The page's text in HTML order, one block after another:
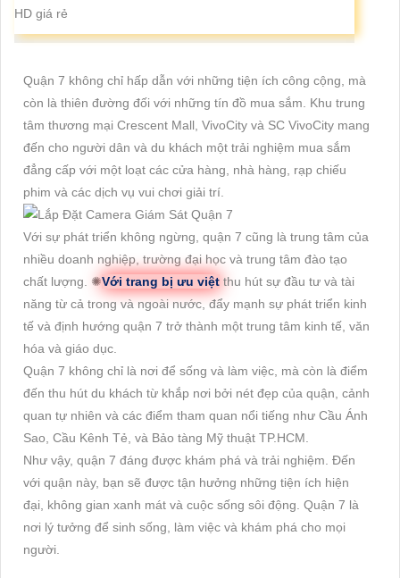
HD giá rẻ
Quận 7 không chỉ hấp dẫn với những tiện ích công cộng, mà
còn là thiên đường đối với những tín đồ mua sắm. Khu trung
tâm thương mại Crescent Mall, VivoCity và SC VivoCity mang
đến cho người dân và du khách một trải nghiệm mua sắm
đẳng cấp với một loạt các cửa hàng, nhà hàng, rạp chiếu
phim và các dịch vụ vui chơi giải trí.
Với sự phát triển không ngừng, quận 7 cũng là trung tâm của
nhiều doanh nghiệp, trường đại học và trung tâm đào tạo
chất lượng. ✺Với trang bị ưu việt thu hút sự đầu tư và tài
năng từ cả trong và ngoài nước, đẩy mạnh sự phát triển kinh
tế và định hướng quận 7 trở thành một trung tâm kinh tế, văn
hóa và giáo dục.
Quận 7 không chỉ là nơi để sống và làm việc, mà còn là điểm
đến thu hút du khách từ khắp nơi bởi nét đẹp của quận, cảnh
quan tự nhiên và các điểm tham quan nổi tiếng như Cầu Ánh
Sao, Cầu Kênh Tẻ, và Bảo tàng Mỹ thuật TP.HCM.
Như vậy, quận 7 đáng được khám phá và trải nghiệm. Đến
với quận này, bạn sẽ được tận hưởng những tiện ích hiện
đại, không gian xanh mát và cuộc sống sôi động. Quận 7 là
nơi lý tưởng để sinh sống, làm việc và khám phá cho mọi
người.